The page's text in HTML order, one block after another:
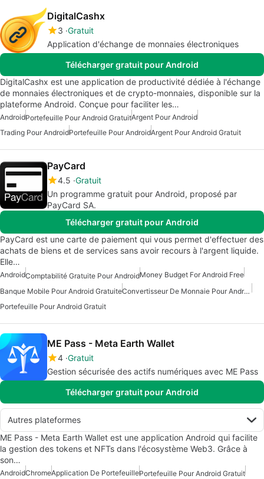
DigitalCashx
3 Gratuit
Application d'échange de monnaies électroniques
Télécharger gratuit pour Android
DigitalCashx est une application de productivité dédiée à l'échange
de monnaies électroniques et de crypto-monnaies, disponible sur la
plateforme Android. Conçue pour faciliter les…
AndroidPortefeuille Pour Android GratuitArgent Pour Android
Trading Pour AndroidPortefeuille Pour AndroidArgent Pour Android Gratuit
PayCard
4.5 Gratuit
Un programme gratuit pour Android, proposé par
PayCard SA.
Télécharger gratuit pour Android
PayCard est une carte de paiement qui vous permet d'effectuer des
achats de biens et de services sans avoir recours à l'argent liquide.
Elle…
AndroidComptabilité Gratuite Pour AndroidMoney Budget For Android Free
Banque Mobile Pour Android Gratuite
Convertisseur De Monnaie Pour Android
Portefeuille Pour Android Gratuit
ME Pass - Meta Earth Wallet
4 Gratuit
Gestion sécurisée des actifs numériques avec ME Pass
Télécharger gratuit pour Android
Autres plateformes
ME Pass - Meta Earth Wallet est une application Android qui facilite
la gestion des tokens et NFTs dans l'écosystème Web3. Grâce à
son…
AndroidChromeApplication De PortefeuillePortefeuille Pour Android Gratuit